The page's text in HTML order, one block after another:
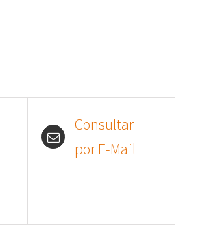
Consultar
por E-Mail